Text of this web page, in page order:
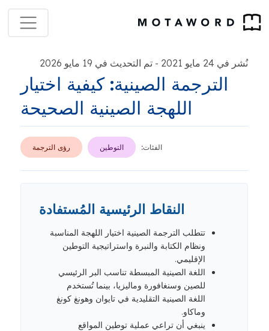
نُشر في 24 مايو 2021 - تم التحديث في 19 مايو 2026
الترجمة الصينية: كيفية اختيار
اللهجة الصينية الصحيحة
الفئات: التوطين رؤى الترجمة
النقاط الرئيسية المُستفادة
تتطلب الترجمة الصينية اختيار اللهجة المناسبة
ونظام الكتابة والنبرة واستراتيجية التوطين
الإقليمي.
اللغة الصينية المبسطة تناسب البر الرئيسي
للصين وسنغافورة وماليزيا، بينما تُستخدم
اللغة الصينية التقليدية في تايوان وهونغ كونغ
وماكاو.
ينبغي أن تراعي عملية توطين المواقع